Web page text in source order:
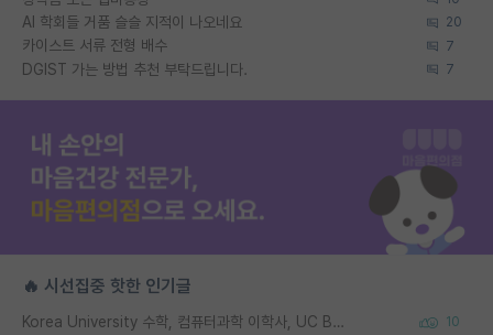
AI 학회들 거품 슬슬 지적이 나오네요 20
카이스트 서류 전형 배수 7
DGIST 가는 방법 추천 부탁드립니다. 7
🔥 시선집중 핫한 인기글
Korea University 수학, 컴퓨터과학 이학사, UC Berkeley 산업공학 대학원 공학박사가 되는 것은 쉽지 않겠죠? 10